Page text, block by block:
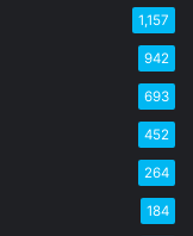
1,157
942
693
452
264
184